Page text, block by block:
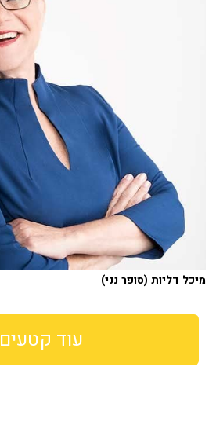
מיכל דליות (סופר נני)
עוד קטעים